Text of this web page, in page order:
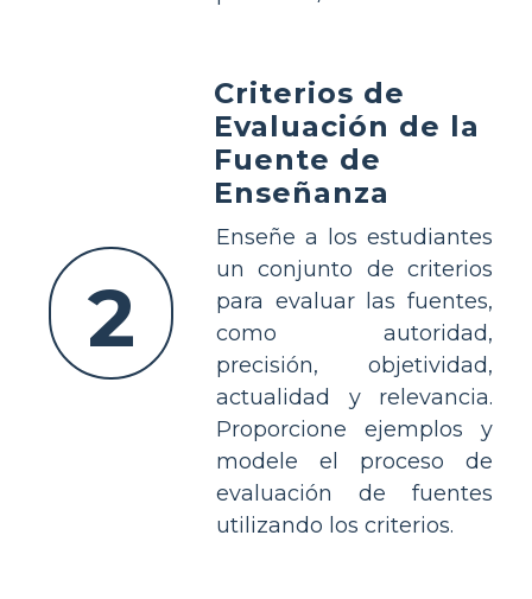
2
Criterios de
Evaluación de la
Fuente de
Enseñanza
Enseñe a los estudiantes
un conjunto de criterios
para evaluar las fuentes,
como autoridad,
precisión, objetividad,
actualidad y relevancia.
Proporcione ejemplos y
modele el proceso de
evaluación de fuentes
utilizando los criterios.